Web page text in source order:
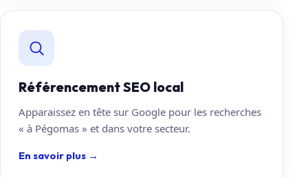
Référencement SEO local
Apparaissez en tête sur Google pour les recherches
« à Pégomas » et dans votre secteur.
En savoir plus →